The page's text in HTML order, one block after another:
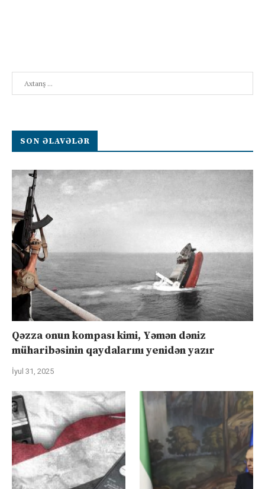
SON ƏLAVƏLƏR
Qəzza onun kompası kimi, Yəmən dəniz
müharibəsinin qaydalarını yenidən yazır
İyul 31, 2025